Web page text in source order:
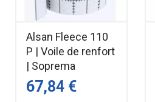
Alsan Fleece 110
P | Voile de renfort
| Soprema
67,84 €